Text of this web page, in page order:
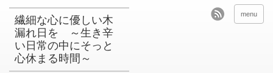
繊細な心に優しい木
漏れ日を ～生き辛
い日常の中にそっと
心休まる時間～
menu